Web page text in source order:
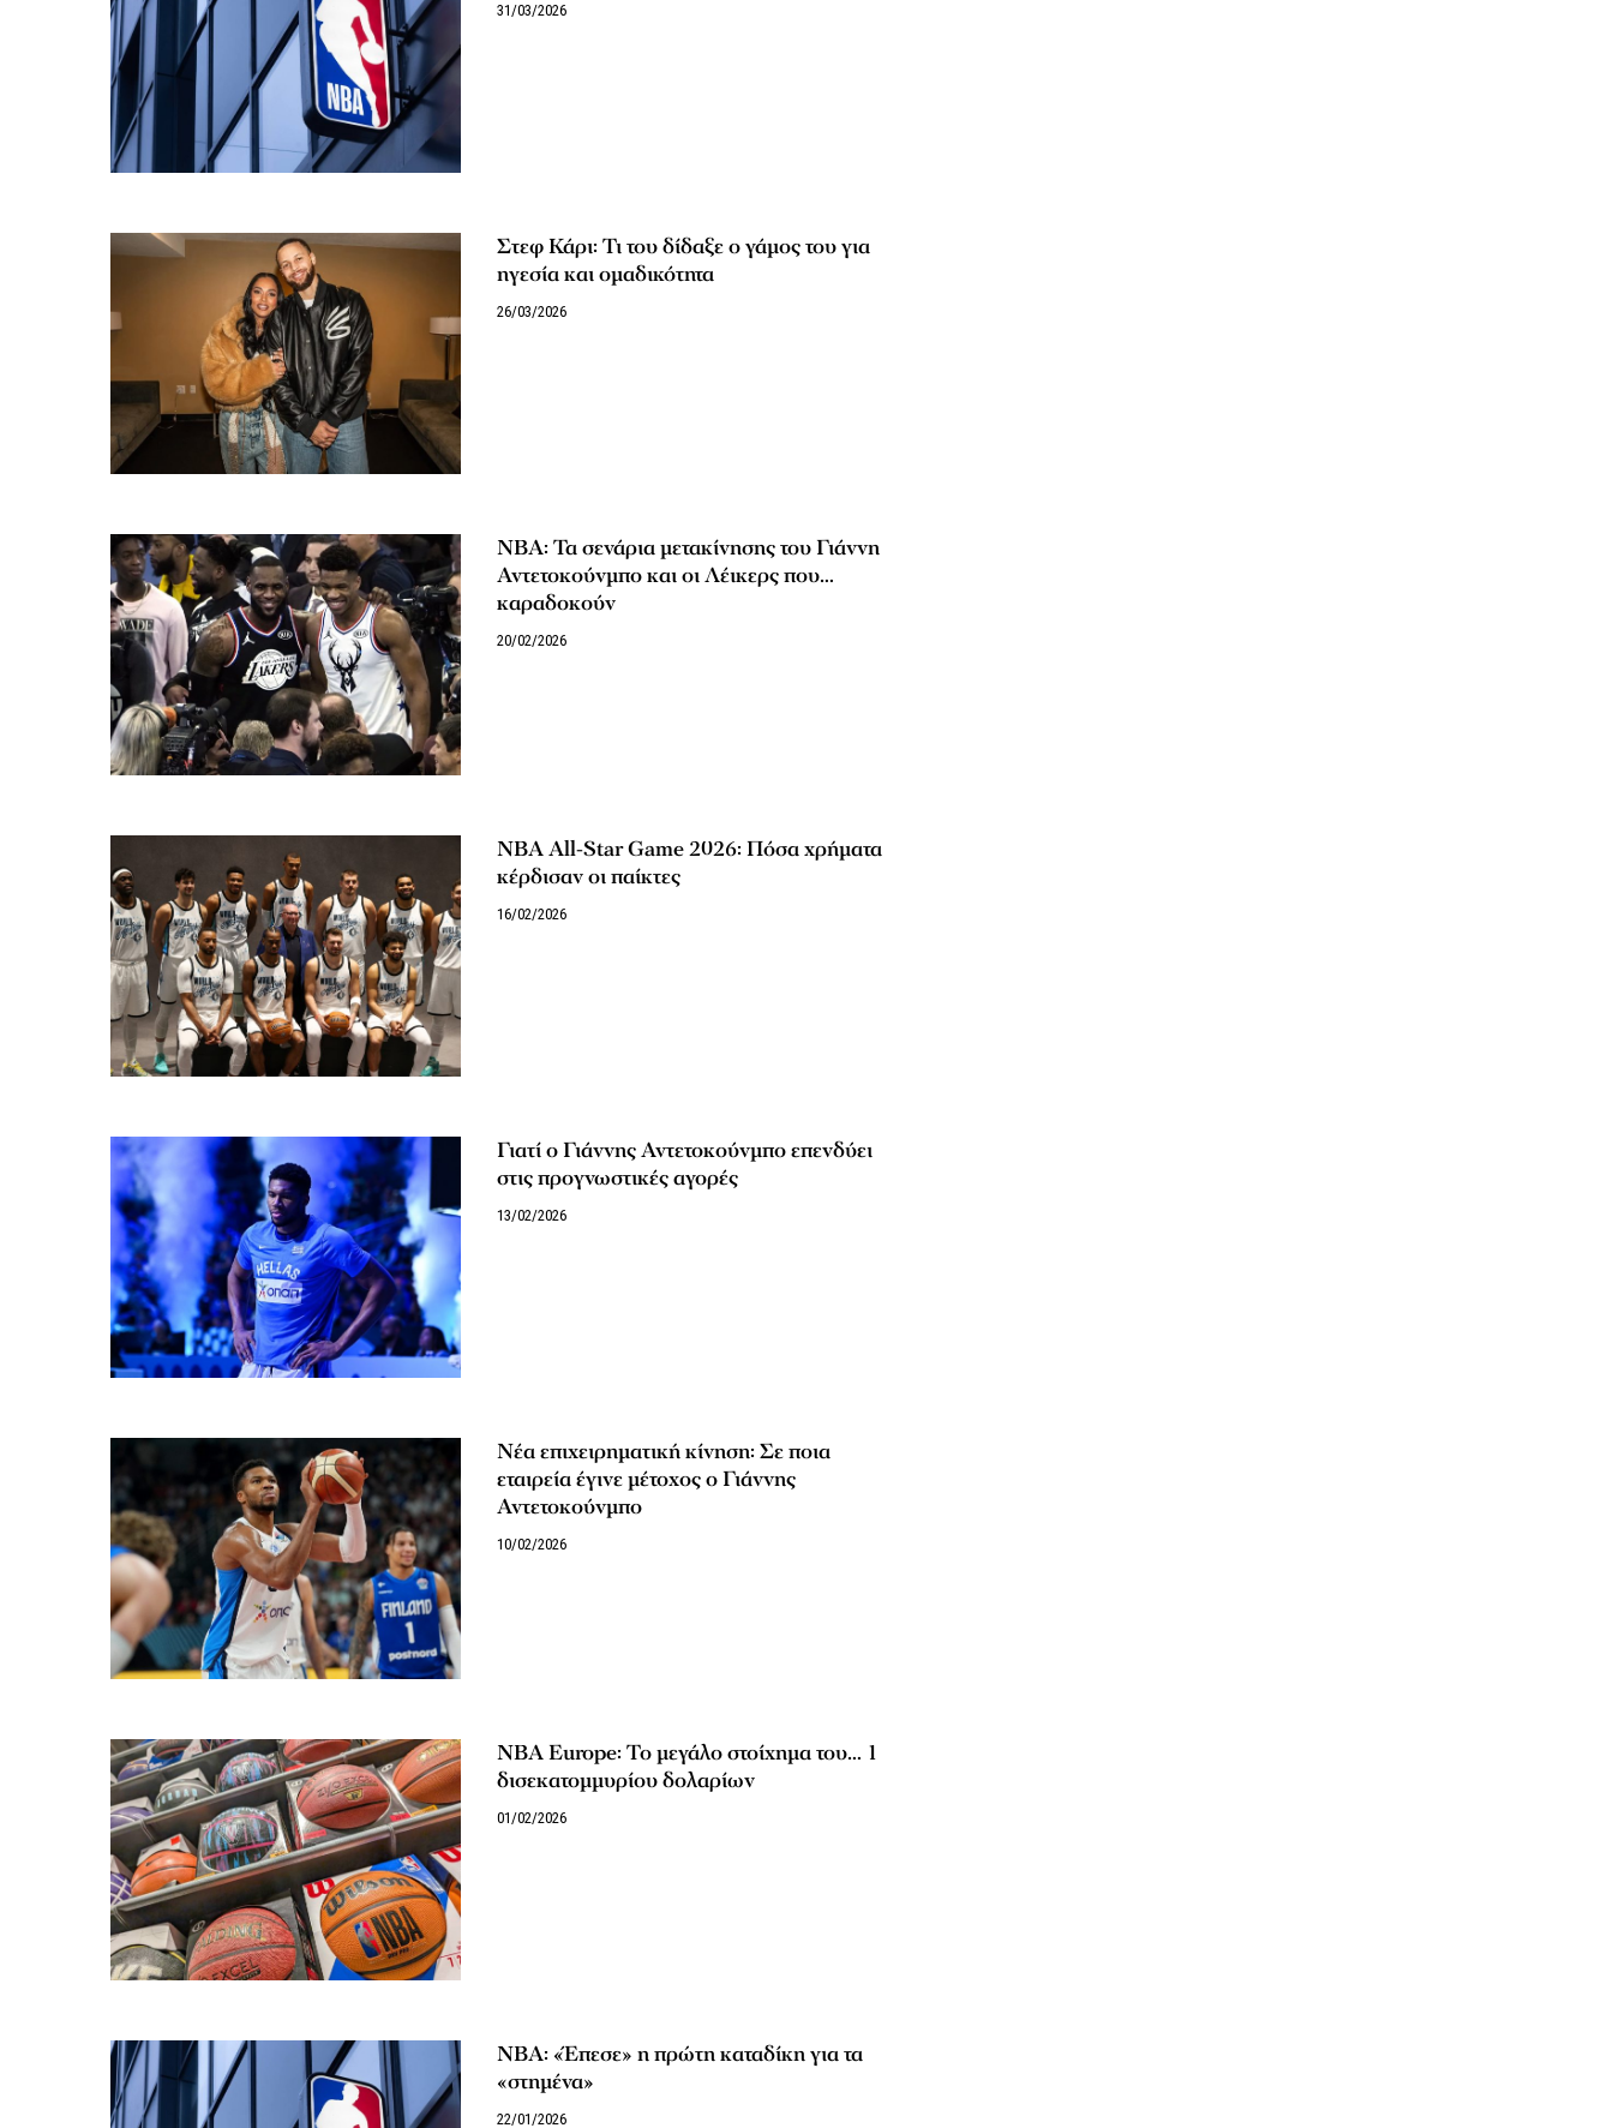
31/03/2026
Στεφ Κάρι: Τι του δίδαξε ο γάμος του για
ηγεσία και ομαδικότητα
26/03/2026
NBA: Τα σενάρια μετακίνησης του Γιάννη
Αντετοκούνμπο και οι Λέικερς που…
καραδοκούν
20/02/2026
NBA All-Star Game 2026: Πόσα χρήματα
κέρδισαν οι παίκτες
16/02/2026
Γιατί ο Γιάννης Αντετοκούνμπο επενδύει
στις προγνωστικές αγορές
13/02/2026
Νέα επιχειρηματική κίνηση: Σε ποια
εταιρεία έγινε μέτοχος ο Γιάννης
Αντετοκούνμπο
10/02/2026
NBA Europe: Το μεγάλο στοίχημα του… 1
δισεκατομμυρίου δολαρίων
01/02/2026
NBA: «Έπεσε» η πρώτη καταδίκη για τα
«στημένα»
22/01/2026